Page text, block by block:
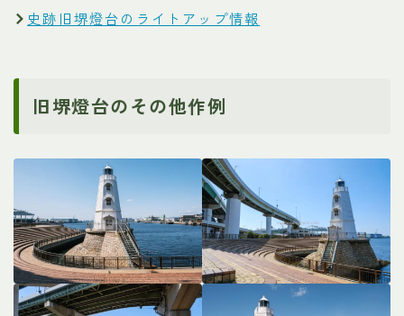
史跡旧堺燈台のライトアップ情報
旧堺燈台のその他作例